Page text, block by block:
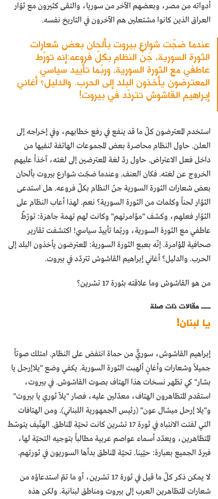
أدواته من مصر، وبعضهم الآخر من سوريا، والتقى كثيرون مع ثوّار
العراق الذين كانوا مشتعلين هم الآخرون في التاريخ نفسه.
عندما ضجّت شوارع بيروت بألحان بعض شعارات
الثورة السورية، جُنّ النظام بكلّ فروعه:إنه تورّط
عاطفي مع الثورة السورية، وربّما تأييد سياسي.
المعترضون يأخذون البلد إلى الحرب. والدليل؟ أغاني
إبراهيم القاشوش تتردّد في بيروت!
استخدم المعترضون كلّ ما قد ينفع في رفع خطابهم، وفي إخراجه إلى
العلن. حاول النظام محاصرة بعض المجموعات الهاتفة لنفيها من
داخل فعل الاعتراض. حاول ردّ لغة المعترضين إلى لغته، آخذاً عليهم
الخروج عن لغته. فكان العنف. وعندما ضجّت شوارع بيروت بألحان
بعض شعارات الثورة السورية جنّ النظام بكلّ فروعه. هل استدعى
الثوّار لحناً وكلمات من الثورة السورية؟ نعم. لهذا أعاب النظام على
الثوّار فعلهم، وكشف "مؤامرتهم" وكانت لهم تهمة جاهزة: تورّطٌ
عاطفي مع الثورة السورية، وربّما تأييدٌ سياسي! اكتشفت تقارير
صحافية المؤامرة. إنّه بعبع الثورة السورية: المعترضون يأخذون البلد إلى
الحرب. والدليل؟ أغاني إبراهيم القاشوش تتردّد في بيروت.
من هو القاشوش وما علاقته بثورة 17 تشرين؟
مقالات ذات صلة
يا لبنان!
إبراهيم القاشوش، سوريٌّ من حماة انتفض على النظام. امتلك صوتاً
جميلاً وشعارات وأغانٍ ألهبت الثورة السورية. يكفي وضع "يلاإرحل يا
بشار" كي تظهر نسخات هذا الهتاف بصوت القاشوش. في بيروت،
استقدم المتظاهرون الهتاف، معدّلين عليه، فصار "يلاّ ثوري يا بيروت"
و"يلا إرحل ميشال عون" (رئيس الجمهورية اللبناني). ومن الهتافات
التي لفتت الانتباه في ثورة 17 تشرين كانت تحيّة المناطق. الهتّيف يتوسّط
المتظاهرين، ويعدّد أسماء عواصم عربية مطالباً بتوجيه التحيّة لها،
فيردّ الجميع بعبارة: حيّينا. تحيّة المناطق بدأها السوريون في ثورتهم.
لا يمكن ذكر كلّ ما قيل في ثورة 17 تشرين، أو ما تمّ استدعاؤه من
شعارات المتظاهرين العرب إلى بيروت ومناطق لبنانية. ولكن هذه